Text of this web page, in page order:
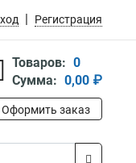
Регистрация
Товаров: 0
Сумма: 0,00 ₽
Оформить заказ